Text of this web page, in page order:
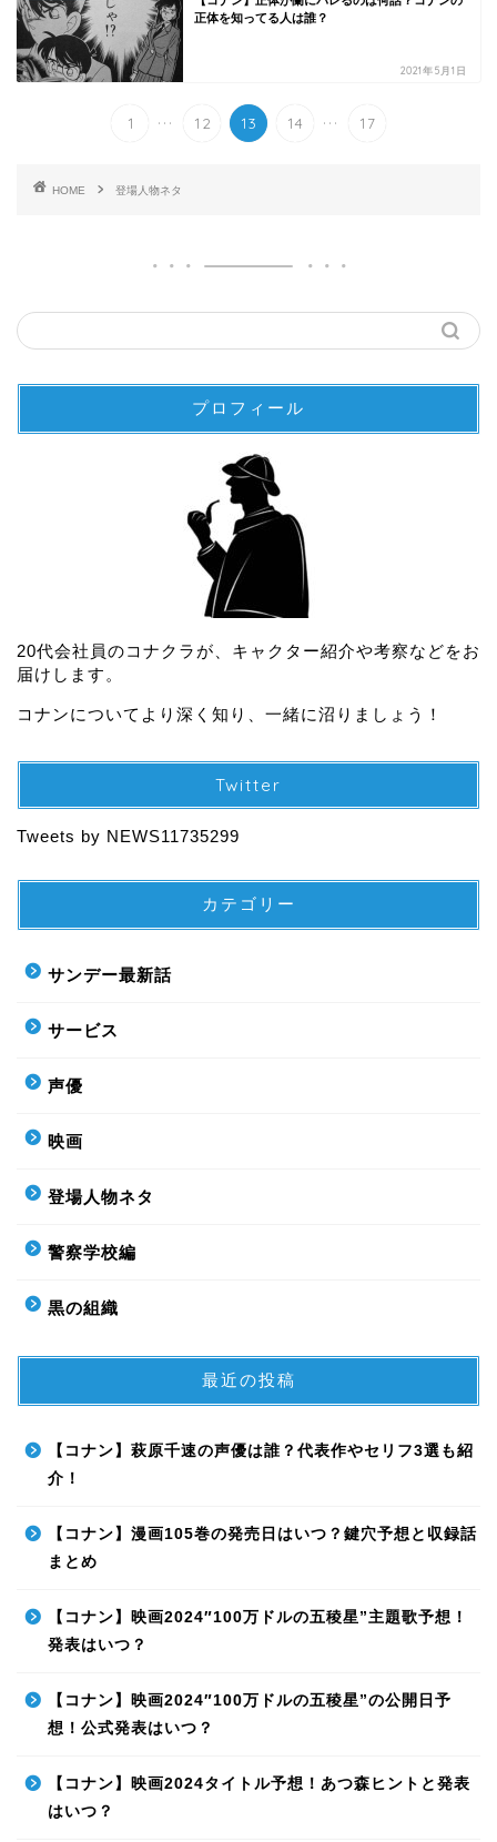
正体を知ってる人は誰？
2021年5月1日
1 ... 12 13 14 ... 17
HOME 登場人物ネタ
プロフィール
20代会社員のコナクラが、キャクター紹介や考察などをお
届けします。
コナンについてより深く知り、一緒に沼りましょう！
Twitter
Tweets by NEWS11735299
カテゴリー
サンデー最新話
サービス
声優
映画
登場人物ネタ
警察学校編
黒の組織
最近の投稿
【コナン】萩原千速の声優は誰？代表作やセリフ3選も紹
介！
【コナン】漫画105巻の発売日はいつ？鍵穴予想と収録話
まとめ
【コナン】映画2024″100万ドルの五稜星”主題歌予想！
発表はいつ？
【コナン】映画2024″100万ドルの五稜星”の公開日予
想！公式発表はいつ？
【コナン】映画2024タイトル予想！あつ森ヒントと発表
はいつ？